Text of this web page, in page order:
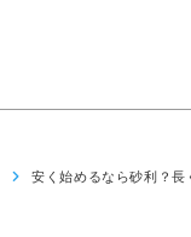
安く始めるなら砂利？長